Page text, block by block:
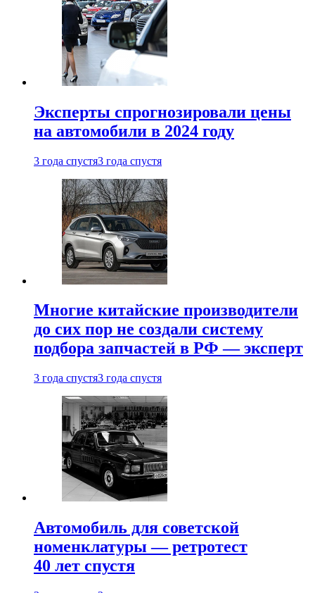
Эксперты спрогнозировали цены
на автомобили в 2024 году
3 года спустя3 года спустя
Многие китайские производители
до сих пор не создали систему
подбора запчастей в РФ — эксперт
3 года спустя3 года спустя
Автомобиль для советской
номенклатуры — ретротест
40 лет спустя